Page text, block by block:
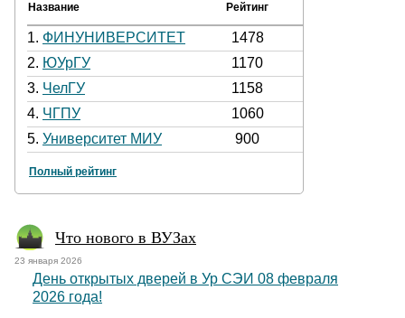
Название Рейтинг
1. ФИНУНИВЕРСИТЕТ
1478
2. ЮУрГУ
1170
3. ЧелГУ
1158
4. ЧГПУ
1060
5. Университет МИУ 900
Полный рейтинг
Что нового в ВУЗах
23 января 2026
День открытых дверей в Ур СЭИ 08 февраля
2026 года!